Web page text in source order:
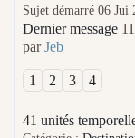
Sujet démarré 06 Jui
Dernier message
parJeb
1 2 3 4
41 unités